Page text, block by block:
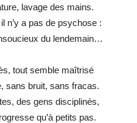
lavage des mains.
n’y a pas de psychose :
du lendemain…
tout semble maîtrisé
sans bruit, sans fracas.
des gens disciplinés,
qu’à petits pas.